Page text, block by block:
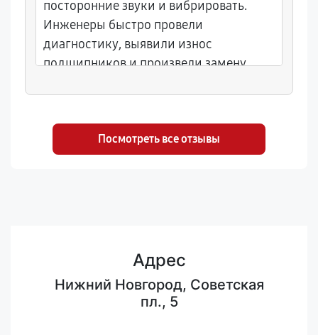
посторонние звуки и вибрировать.
Инженеры быстро провели
диагностику, выявили износ
подшипников и произвели замену
рекомендую!
Посмотреть все отзывы
Адрес
Нижний Новгород, Советская
пл., 5